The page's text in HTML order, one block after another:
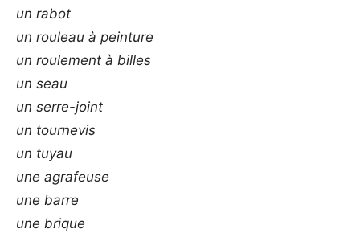
un rabot
un rouleau à peinture
un roulement à billes
un seau
un serre-joint
un tournevis
un tuyau
une agrafeuse
une barre
une brique